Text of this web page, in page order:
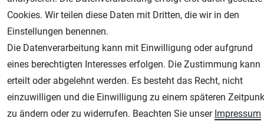
Airbrush-City
Fachhandel für: Airbrushpistolen, Kompressoren, Airbrushfarben
Modellbau-City
Modellbau Shop
Plotter-City
Cookies. Wir teilen diese Daten mit Dritten, die wir in den
Einstellungen benennen.
Die Datenverarbeitung kann mit Einwilligung oder aufgrund
eines berechtigten Interesses erfolgen. Die Zustimmung kann
erteilt oder abgelehnt werden. Es besteht das Recht, nicht
einzuwilligen und die Einwilligung zu einem späteren
zu ändern oder zu widerrufen. Beachten Sie unser Impressum